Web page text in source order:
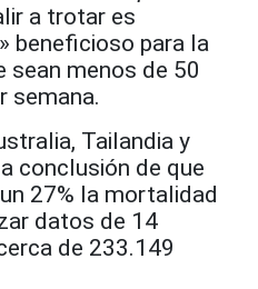
a trotar es
beneficioso para la
sean menos de 50
semana.
Tailandia y
conclusión de que
27% la mortalidad
datos de 14
de 233.149